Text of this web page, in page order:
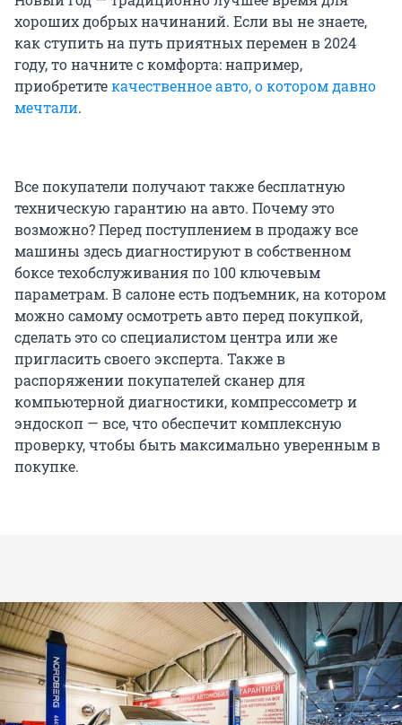
хороших добрых начинаний. Если вы не знаете,
как ступить на путь приятных перемен в 2024
году, то начните с комфорта: например,
приобретитекачественное авто, о котором давно
мечтали.
Все покупатели получают также бесплатную
техническую гарантию на авто. Почему это
возможно? Перед поступлением в продажу все
машины здесь диагностируют в собственном
боксе техобслуживания по 100 ключевым
параметрам. В салоне есть подъемник, на котором
можно самому осмотреть авто перед покупкой,
сделать это со специалистом центра или же
пригласить своего эксперта. Также в
распоряжении покупателей сканер для
компьютерной диагностики, компрессометр и
эндоскоп — все, что обеспечит комплексную
проверку, чтобы быть максимально уверенным в
покупке.